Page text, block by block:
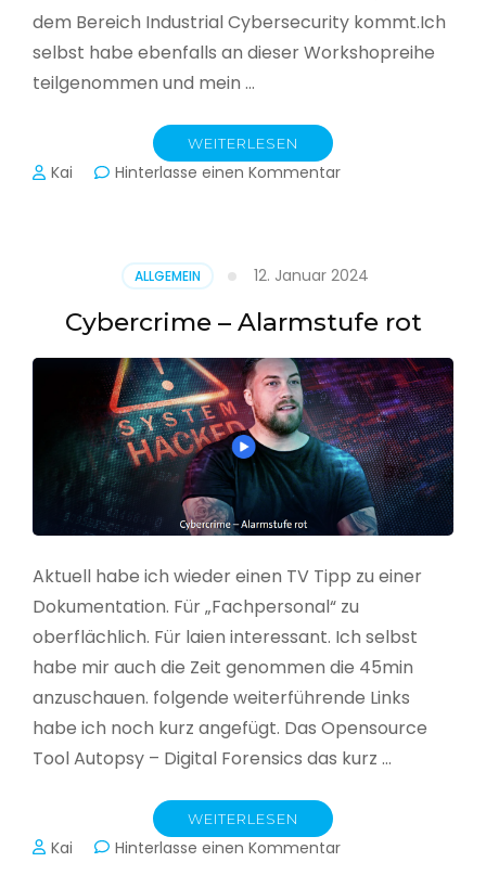
dem Bereich Industrial Cybersecurity kommt.Ich
selbst habe ebenfalls an dieser Workshopreihe
teilgenommen und mein …
WEITERLESEN
Kai Hinterlasse einen Kommentarzu
Produktion
ALLGEMEIN 12. Januar 2024
Cybercrime – Alarmstufe rot
Aktuell habe ich wieder einen TV Tipp zu einer
Dokumentation. Für „Fachpersonal“ zu
oberflächlich. Für laien interessant. Ich selbst
habe mir auch die Zeit genommen die 45min
anzuschauen. folgende weiterführende Links
habe ich noch kurz angefügt. Das Opensource
Tool Autopsy – Digital Forensics das kurz …
WEITERLESEN
Kai Hinterlasse einen Kommentarzu